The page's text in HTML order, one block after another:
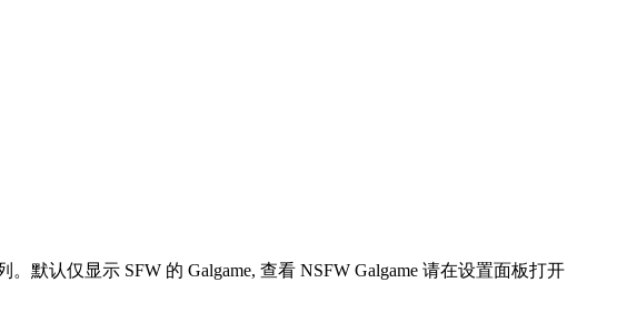
默认仅显示 SFW 的 Galgame, 查看 NSFW Galgame 请在设置面板打开